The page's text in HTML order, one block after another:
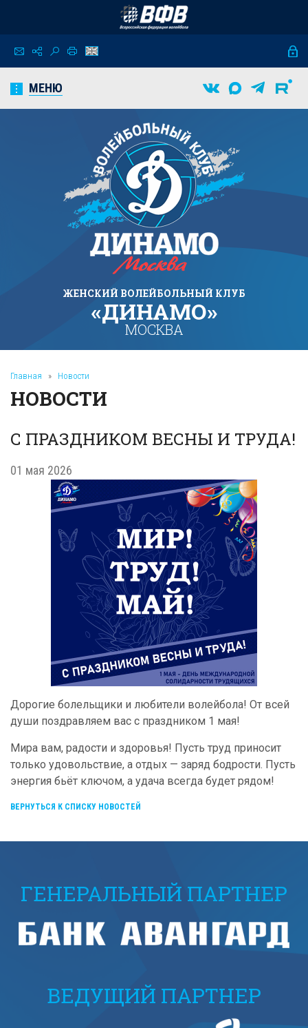
МЕНЮ
ЖЕНСКИЙ ВОЛЕЙБОЛЬНЫЙ КЛУБ
«ДИНАМО»
МОСКВА
Главная » Новости
НОВОСТИ
С ПРАЗДНИКОМ ВЕСНЫ И ТРУДА!
01 мая 2026
Дорогие болельщики и любители волейбола! От всей
души поздравляем вас с праздником 1 мая!
Мира вам, радости и здоровья! Пусть труд приносит
только удовольствие, а отдых — заряд бодрости. Пусть
энергия бьёт ключом, а удача всегда будет рядом!
ВЕРНУТЬСЯ К СПИСКУ НОВОСТЕЙ
ГЕНЕРАЛЬНЫЙ ПАРТНЕР
ВЕДУЩИЙ ПАРТНЕР